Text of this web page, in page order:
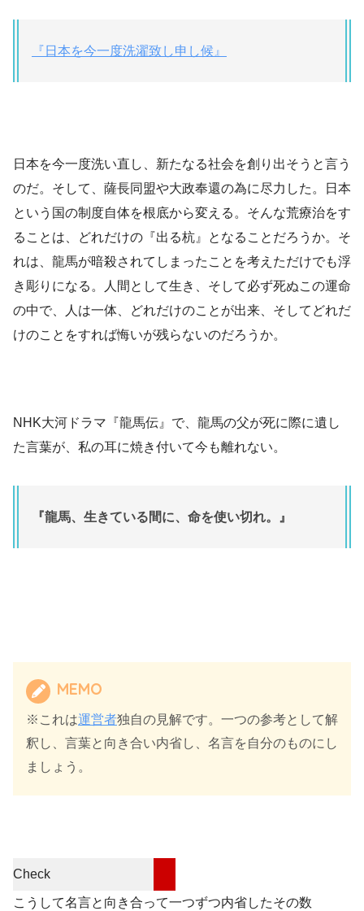
『日本を今一度洗濯致し申し候』
日本を今一度洗い直し、新たなる社会を創り出そうと言う
のだ。そして、薩長同盟や大政奉還の為に尽力した。日本
という国の制度自体を根底から変える。そんな荒療治をす
ることは、どれだけの『出る杭』となることだろうか。そ
れは、龍馬が暗殺されてしまったことを考えただけでも浮
き彫りになる。人間として生き、そして必ず死ぬこの運命
の中で、人は一体、どれだけのことが出来、そしてどれだ
けのことをすれば悔いが残らないのだろうか。
NHK大河ドラマ『龍馬伝』で、龍馬の父が死に際に遺し
た言葉が、私の耳に焼き付いて今も離れない。
『龍馬、生きている間に、命を使い切れ。』
MEMO
※これは運営者独自の見解です。一つの参考として解
釈し、言葉と向き合い内省し、名言を自分のものにし
ましょう。
Check
こうして名言と向き合って一つずつ内省したその数